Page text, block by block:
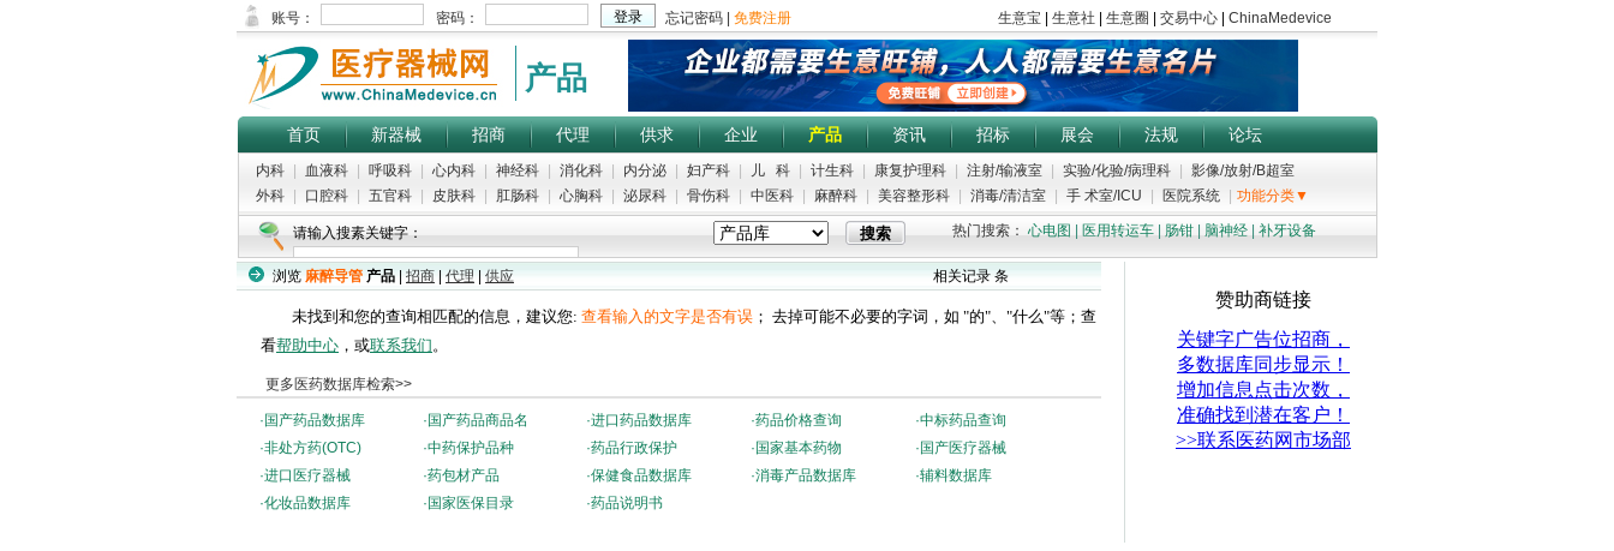
产品
首页 新器械 招商 代理 供求 企业 产品 资讯 招标 展会 法规 论坛
内科 血液科 呼吸科 心内科 神经科 消化科 内分泌 妇产科 儿 科 计生科 康复护理科 注射/输液室 实验/化验/病理科
影像/放射/B超室
外科
口腔科 五官科 皮肤科 肛肠科 心胸科 泌尿科 骨伤科 中医科 麻醉科 美容整形科 消毒/清洁室 手 术室/ICU 医院系统 功能分类▼
请输入搜素关键字： 热门搜索： 心电图 医用转运车| 肠钳| 脑神经| 补牙设备
浏览 麻醉导管 产品 招商 代理 供应 相关记录 条
未找到和您的查询相匹配的信息，建议您: 查看输入的文字是否有误 ； 去掉可能不必要的字词，如 "的"、"什么"等；查
看帮助中心 ，或联系我们。
更多医药数据库检索>>
· 国产药品数据库 · 国产药品商品名 ·进口药品数据库 ·药品价格查询 ·中标药品查询
·非处方药(OTC) ·中药保护品种 ·药品行政保护 · 国家基本药物 · 国产医疗器械
·进口医疗器械 ·药包材产品 ·保健食品数据库 ·消毒产品数据库 ·辅料数据库
·化妆品数据库 · 国家医保目录 ·药品说明书